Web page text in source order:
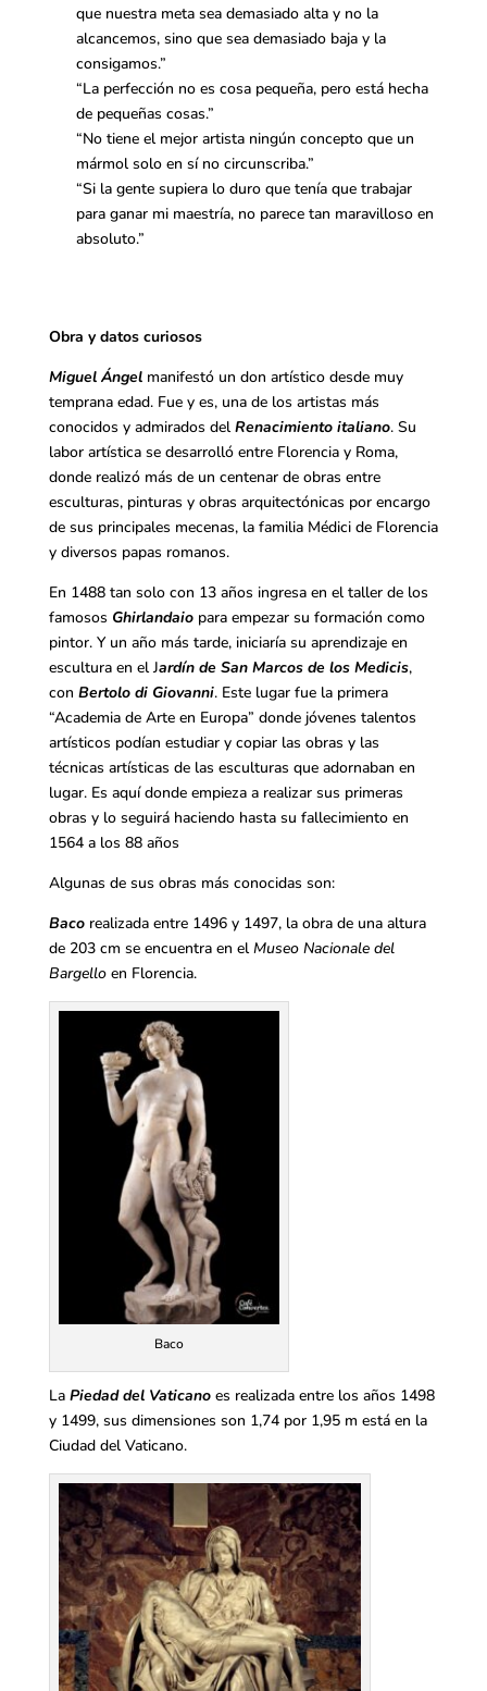
que nuestra meta sea demasiado alta y no la
alcancemos, sino que sea demasiado baja y la
consigamos.”
“La perfección no es cosa pequeña, pero está hecha
de pequeñas cosas.”
“No tiene el mejor artista ningún concepto que un
mármol solo en sí no circunscriba.”
“Si la gente supiera lo duro que tenía que trabajar
para ganar mi maestría, no parece tan maravilloso en
absoluto.”
Obra y datos curiosos
Miguel Ángelmanifestó un don artístico desde muy
temprana edad. Fue y es, una de los artistas más
conocidos y admirados delRenacimiento italiano. Su
labor artística se desarrolló entre Florencia y Roma,
donde realizó más de un centenar de obras entre
esculturas, pinturas y obras arquitectónicas por encargo
de sus principales mecenas, la familia Médici de Florencia
y diversos papas romanos.
En 1488 tan solo con 13 años ingresa en el taller de los
famosos Ghirlandaiopara empezar su formación como
pintor. Y un año más tarde, iniciaría su aprendizaje en
escultura en el Jardín de San Marcos de los Medicis,
con Bertolo di Giovanni. Este lugar fue la primera
“Academia de Arte en Europa” donde jóvenes talentos
artísticos podían estudiar y copiar las obras y las
técnicas artísticas de las esculturas que adornaban en
lugar. Es aquí donde empieza a realizar sus primeras
obras y lo seguirá haciendo hasta su fallecimiento en
1564 a los 88 años
Algunas de sus obras más conocidas son:
Bacorealizada entre 1496 y 1497, la obra de una altura
de 203 cm se encuentra en elMuseo Nacionale del
Bargelloen Florencia.
Baco
La Piedad del Vaticanoes realizada entre los años 1498
y 1499, sus dimensiones son 1,74 por 1,95 m está en la
Ciudad del Vaticano.